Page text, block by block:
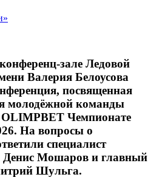
зале Ледовой
Валерия Белоусова
посвященная
молодёжной команды
Чемпионате
На вопросы о
специалист
Денис Мошаров и главный
Шульга.